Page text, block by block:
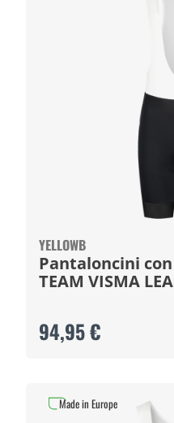
YELLOWB
Pantaloncini
TEAM VISMA
94,95 €
Made in Europe